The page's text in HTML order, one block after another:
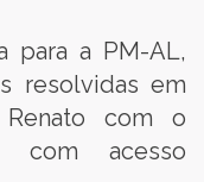
a PM-AL,
resolvidas em
com o
com acesso